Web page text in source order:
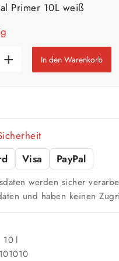
und können je nach Untergrund
Primer 10L weiß
In den Warenkorb
Visa PayPal
werden sicher
und haben keinen
10 l